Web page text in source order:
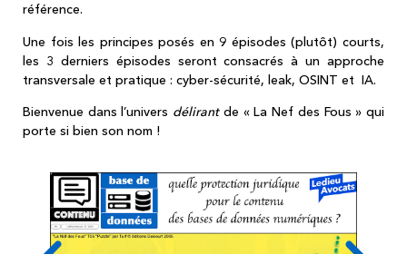
référence.
Une fois les principes posés en 9 épisodes (plutôt) courts,
les 3 derniers épisodes seront consacrés à un approche
transversale et pratique : cyber-sécurité, leak, OSINT et IA.
Bienvenue dans l’univers délirantde « La Nef des Fous » qui
porte si bien son nom !